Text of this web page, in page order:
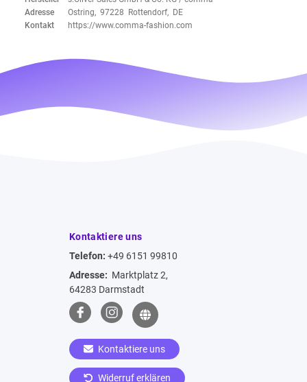
Adresse
Ostring, 97228 Rottendorf, DE
Kontakt
https://www.comma-fashion.com
Kontaktiere uns
Telefon: +49 6151 99810
Adresse: Marktplatz 2,
64283 Darmstadt
Kontaktiere uns
Widerruf erklären